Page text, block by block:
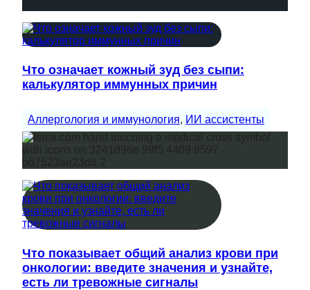
Что означает кожный зуд без сыпи:
калькулятор иммунных причин
Аллергология и иммунология, ИИ ассистенты
Что показывает общий анализ крови при
онкологии: введите значения и узнайте,
есть ли тревожные сигналы